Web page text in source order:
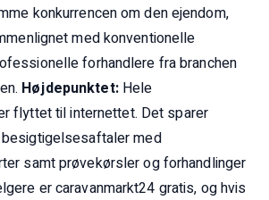
konkurrencen om den ejendom,
med konventionelle
forhandlere fra branchen
Højdepunktet:Hele
flyttet til internettet. Det sparer
med
samt prøvekørsler og forhandlinger
er caravanmarkt24 gratis, og hvis